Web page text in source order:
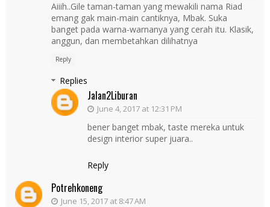
Aiiih..Gile taman-taman yang mewakili nama Riad
emang gak main-main cantiknya, Mbak. Suka
banget pada warna-warnanya yang cerah itu. Klasik,
anggun, dan membetahkan dilihatnya
Reply
Replies
Jalan2Liburan
June 4, 2017 at 12:31 PM
bener banget mbak, taste mereka untuk
design interior super juara..
Reply
Potrehkoneng
June 15, 2017 at 8:47 AM